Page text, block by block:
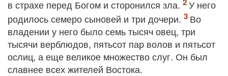
в страхе перед Богом и сторонился зла.
У него
родилось семеро сыновей и три дочери.
Во
владении у него было семь тысяч овец, три
тысячи верблюдов, пятьсот пар волов и пятьсот
ослиц, а еще великое множество слуг. Он был
славнее всех жителей Востока.